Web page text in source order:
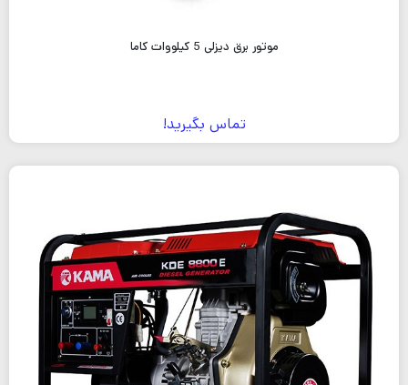
موتور برق دیزلی 5 کیلووات کاما
تماس بگیرید!